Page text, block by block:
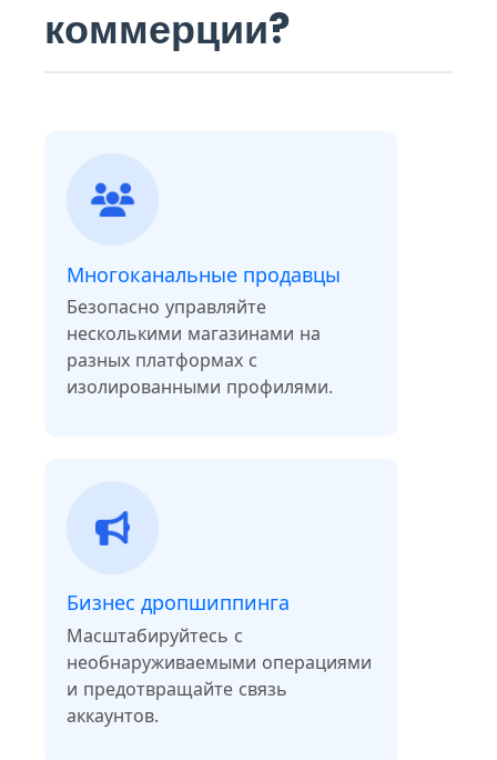
коммерции?
Многоканальные продавцы
Безопасно управляйте
несколькими магазинами на
разных платформах с
изолированными профилями.
Бизнес дропшиппинга
Масштабируйтесь с
необнаруживаемыми операциями
и предотвращайте связь
аккаунтов.